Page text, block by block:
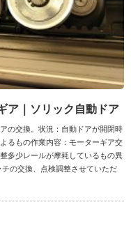
ア｜ソリック自動ドア
の交換。状況：自動ドアが開閉時
るもの作業内容：モーターギア交
多少レールが摩耗しているもの異
の交換、点検調整させていただ